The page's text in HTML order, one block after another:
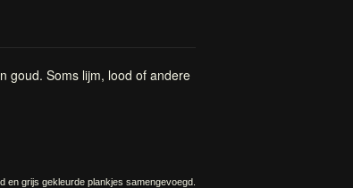
goud. Soms lijm, lood of andere
en grijs gekleurde plankjes samengevoegd.